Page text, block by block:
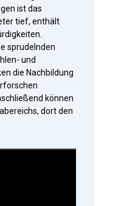
ist das
tief, enthält
sprudelnden
und
die Nachbildung
können
dort den